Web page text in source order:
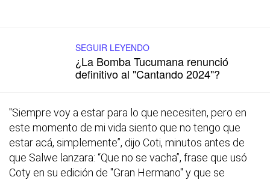
SEGUIR LEYENDO
¿La Bomba Tucumana renunció
definitivo al "Cantando 2024"?
"Siempre voy a estar para lo que necesiten, pero en
este momento de mi vida siento que no tengo que
estar acá, simplemente”, dijo Coti, minutos antes de
que Salwe lanzara: “Que no se vacha”, frase que usó
Coty en su edición de "Gran Hermano" y que se